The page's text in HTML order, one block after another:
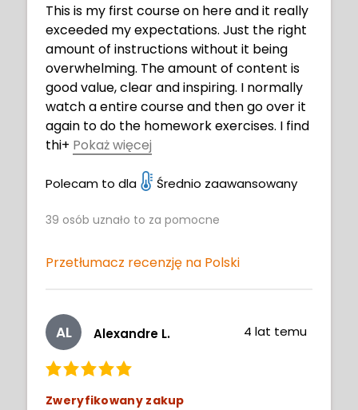
This is my first course on here and it really
exceeded my expectations. Just the right
amount of instructions without it being
overwhelming. The amount of content is
good value, clear and inspiring. I normally
watch a entire course and then go over it
again to do the homework exercises. I find
thi+ Pokaż więcej
This course will be very beneficial getting
years old and believe you are never to old
Neimy well done.
Polecam to dla Średnio zaawansowany
39 osób uznało to za pomocne
Przetłumacz recenzję na Polski
AL Alexandre L. 4 lat temu
Zweryfikowany zakup